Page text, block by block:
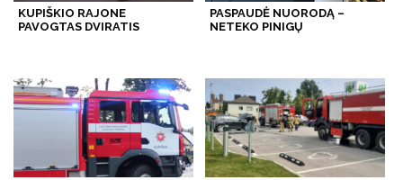
KUPIŠKIO RAJONE
PAVOGTAS DVIRATIS
PASPAUDĖ NUORODĄ –
NETEKO PINIGŲ